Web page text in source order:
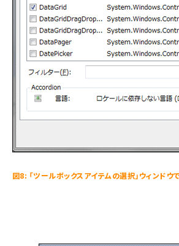
図8: 「ツールボックスアイテムの選択」ウィンド